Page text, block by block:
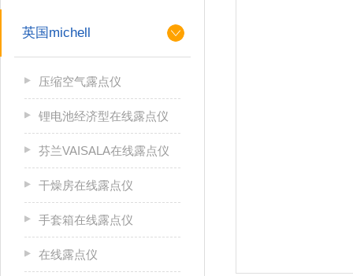
英国michell
压缩空气露点仪
锂电池经济型在线露点仪
芬兰VAISALA在线露点仪
干燥房在线露点仪
手套箱在线露点仪
在线露点仪